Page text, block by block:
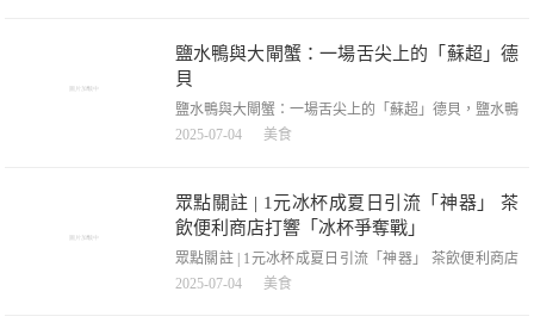
材以及獨樹一幟的烹飪技法。憑借我們的分享，您必然
能夠學會烹製各類高端菜品！珍珠
鹽水鴨與大閘蟹：一場舌尖上的「蘇超」德
貝
鹽水鴨與大閘蟹：一場舌尖上的「蘇超」德貝，鹽水鴨
與大閘蟹：一場舌尖上的「蘇超」德貝，當南京的鹽水
著遊出南京，正如沒有一只大閘蟹能橫著爬出蘇州」
——這兩座萬億級城市的較量，早已從GDP
2025-07-04 美食
眾點關註 | 1元冰杯成夏日引流「神器」 茶
飲便利商店打響「冰杯爭奪戰」
眾點關註 | 1元冰杯成夏日引流「神器」 茶飲便利商店
打響「冰杯爭奪戰」，眾點關註|1元冰杯成夏日引流
2025-07-04 美食